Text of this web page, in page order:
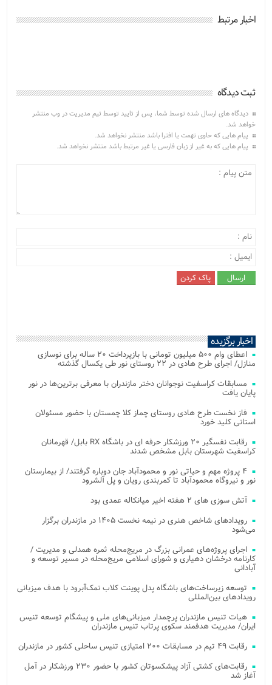
اخبار مرتبط
ثبت دیدگاه
دیدگاه های ارسال شده توسط شما، پس از تایید توسط تیم مدیریت در وب منتشر
خواهد شد.
پیام هایی که حاوی تهمت یا افترا باشد منتشر نخواهد شد.
پیام هایی که به غیر از زبان فارسی یا غیر مرتبط باشد منتشر نخواهد شد.
اخبار برگزیده
اعطای وام ۵۰۰ میلیون تومانی با بازپرداخت ۲۰ ساله برای نوسازی
منازل/ اجرای طرح هادی در ۲۲ روستای نور طی یکسال گذشته
مسابقات کراسفیت نوجوانان دختر مازندران با معرفی برترین‌ها در نور
پایان یافت
فاز نخست طرح هادی روستای چماز کلا چمستان با حضور مسئولان
استانی کلید خورد
رقابت نفسگیر ۲۰ ورزشکار حرفه ای در باشگاه RX بابل/ قهرمانان
کراسفیت شهرستان بابل مشخص شدند
۴ پروژه مهم و حیاتی نور و محمودآباد جان دوباره گرفتند/ از بیمارستان
نور و نیروگاه محمودآباد تا کمربندی رویان و پل آلشرود
آتش‌ سوزی‌ های ۲ هفته اخیر میانکاله عمدی بود
رویدادهای شاخص هنری در نیمه نخست ۱۴۰۵ در مازندران برگزار
می‌شود
اجرای پروژه‌های عمرانی بزرگ در مریج‌محله ثمره همدلی و مدیریت /
کارنامه درخشان دهیاری و شورای اسلامی مریج‌محله در مسیر توسعه و
آبادانی
توسعه زیرساخت‌های باشگاه پدل پوینت کلاب نمک‌آبرود با هدف میزبانی
رویدادهای بین‌المللی
هیات تنیس مازندران پرچمدار میزبانی‌های ملی و پیشگام توسعه تنیس
ایران/ مدیریت هدفمند سکوی پرتاب تنیس مازندران
رقابت ۴۹ تیم در مسابقات ۲۰۰ امتیازی تنیس ساحلی کشور در مازندران
رقابت‌های کشتی آزاد پیشکسوتان کشور با حضور ۲۳۰ ورزشکار در آمل
آغاز شد